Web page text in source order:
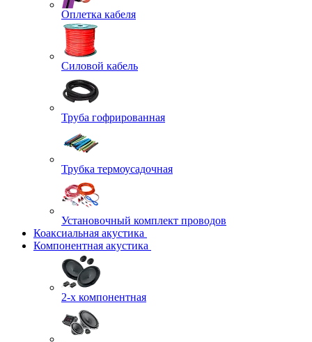
Оплетка кабеля
Силовой кабель
Труба гофрированная
Трубка термоусадочная
Установочный комплект проводов
Коаксиальная акустика
Компонентная акустика
2-х компонентная